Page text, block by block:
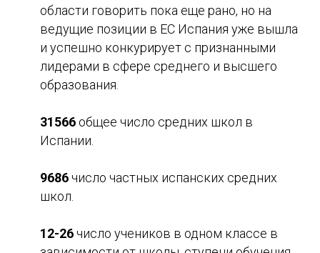
области говорить пока еще рано, но на
ведущие позиции в ЕС Испания уже вышла
и успешно конкурирует с признанными
лидерами в сфере среднего и высшего
образования.
31566 общее число средних школ в
Испании.
9686число частных испанских средних
школ.
12-26число учеников в одном классе в